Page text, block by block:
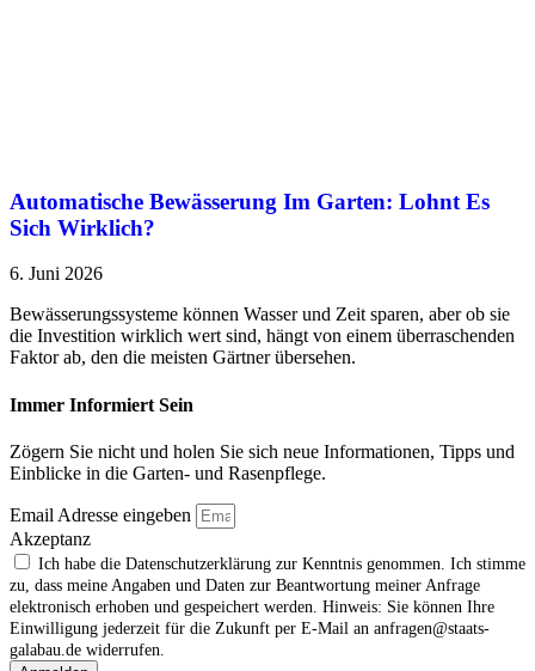
Automatische Bewässerung Im Garten: Lohnt Es
Sich Wirklich?
6. Juni 2026
Bewässerungssysteme können Wasser und Zeit sparen, aber ob sie
die Investition wirklich wert sind, hängt von einem überraschenden
Faktor ab, den die meisten Gärtner übersehen.
Immer Informiert Sein
Zögern Sie nicht und holen Sie sich neue Informationen, Tipps und
Einblicke in die Garten- und Rasenpflege.
Email Adresse eingeben
Akzeptanz
Ich habe die Datenschutzerklärung zur Kenntnis genommen. Ich stimme
zu, dass meine Angaben und Daten zur Beantwortung meiner Anfrage
elektronisch erhoben und gespeichert werden. Hinweis: Sie können Ihre
Einwilligung jederzeit für die Zukunft per E‑Mail an anfragen@staats-
galabau.de widerrufen.